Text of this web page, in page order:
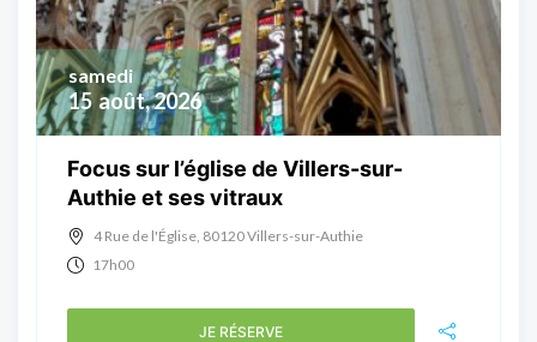
15 août, 2026
samedi
Focus sur l’église de Villers-sur-
Authie et ses vitraux
4 Rue de l'Église, 80120 Villers-sur-Authie
17h00
JE RÉSERVE